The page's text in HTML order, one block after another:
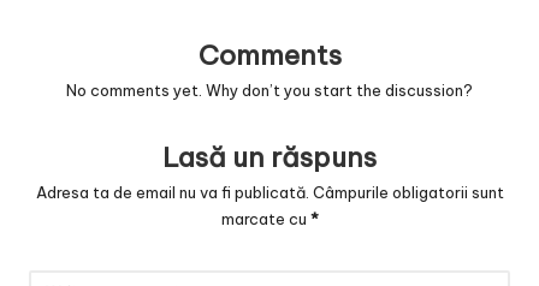
nl
Comments
No comments yet. Why don’t you start the discussion?
Lasă un răspuns
Adresa ta de email nu va fi publicată. Câmpurile obligatorii sunt
marcate cu *